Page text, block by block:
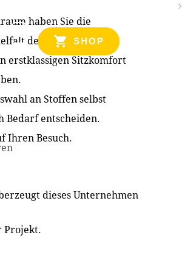
SHOP
haben Sie die
der Produkte zu
erstklassigen Sitzkomfort
an Stoffen selbst
Bedarf entscheiden.
Ihren Besuch.
dieses Unternehmen
Projekt.